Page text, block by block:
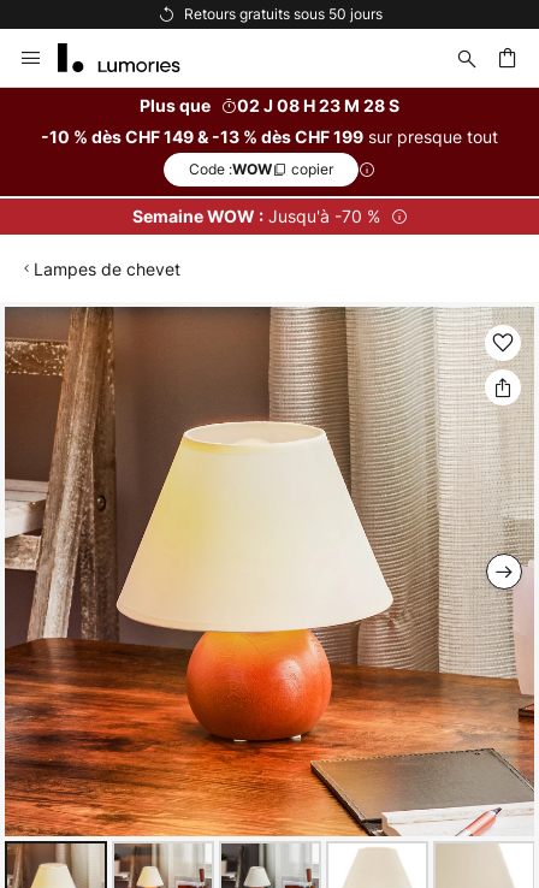
Options de paiement
Allez
au
Plus que
02 J 08 H 23 M 27 S
-10 % dès CHF 149 & -13 % dès CHF 199 sur presque tout
Code :WOW copier
Semaine WOW :Jusqu'à -70 %
Lampes de chevet
Skip
to
the
images
gallery